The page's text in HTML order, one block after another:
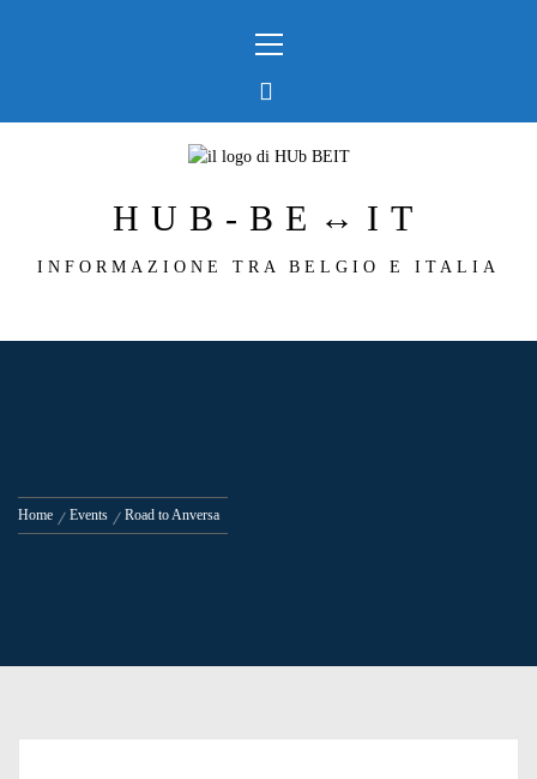
Menu
HUB-BE↔IT
INFORMAZIONE TRA BELGIO E ITALIA
Home Events Road to Anversa